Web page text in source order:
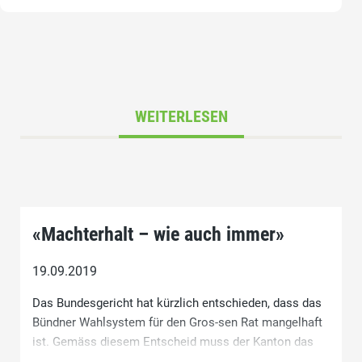
WEITERLESEN
«Machterhalt – wie auch immer»
19.09.2019
Das Bundesgericht hat kürzlich entschieden, dass das
Bündner Wahlsystem für den Gros-sen Rat mangelhaft
ist. Gemäss diesem Entscheid muss der Kanton das